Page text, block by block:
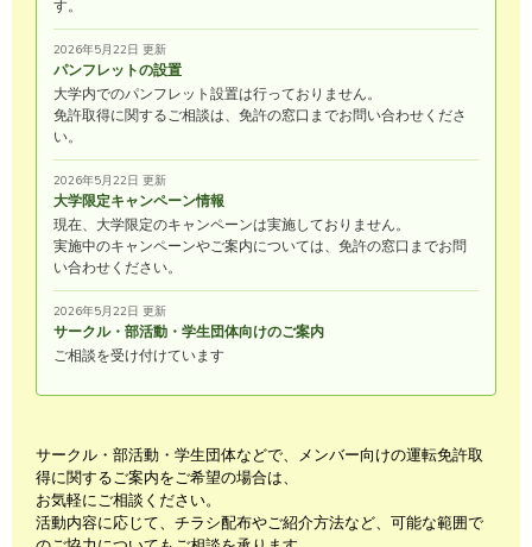
す。
2026年5月22日 更新
パンフレットの設置
大学内でのパンフレット設置は行っておりません。
免許取得に関するご相談は、免許の窓口までお問い合わせくださ
い。
2026年5月22日 更新
大学限定キャンペーン情報
現在、大学限定のキャンペーンは実施しておりません。
実施中のキャンペーンやご案内については、免許の窓口までお問
い合わせください。
2026年5月22日 更新
サークル・部活動・学生団体向けのご案内
ご相談を受け付けています
サークル・部活動・学生団体などで、メンバー向けの運転免許取
得に関するご案内をご希望の場合は、
お気軽にご相談ください。
活動内容に応じて、チラシ配布やご紹介方法など、可能な範囲で